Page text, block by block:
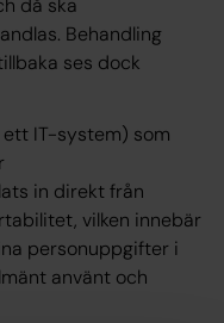
då ska
Behandling
ses dock
IT-system) som
in direkt från
vilken innebär
personuppgifter i
använt och